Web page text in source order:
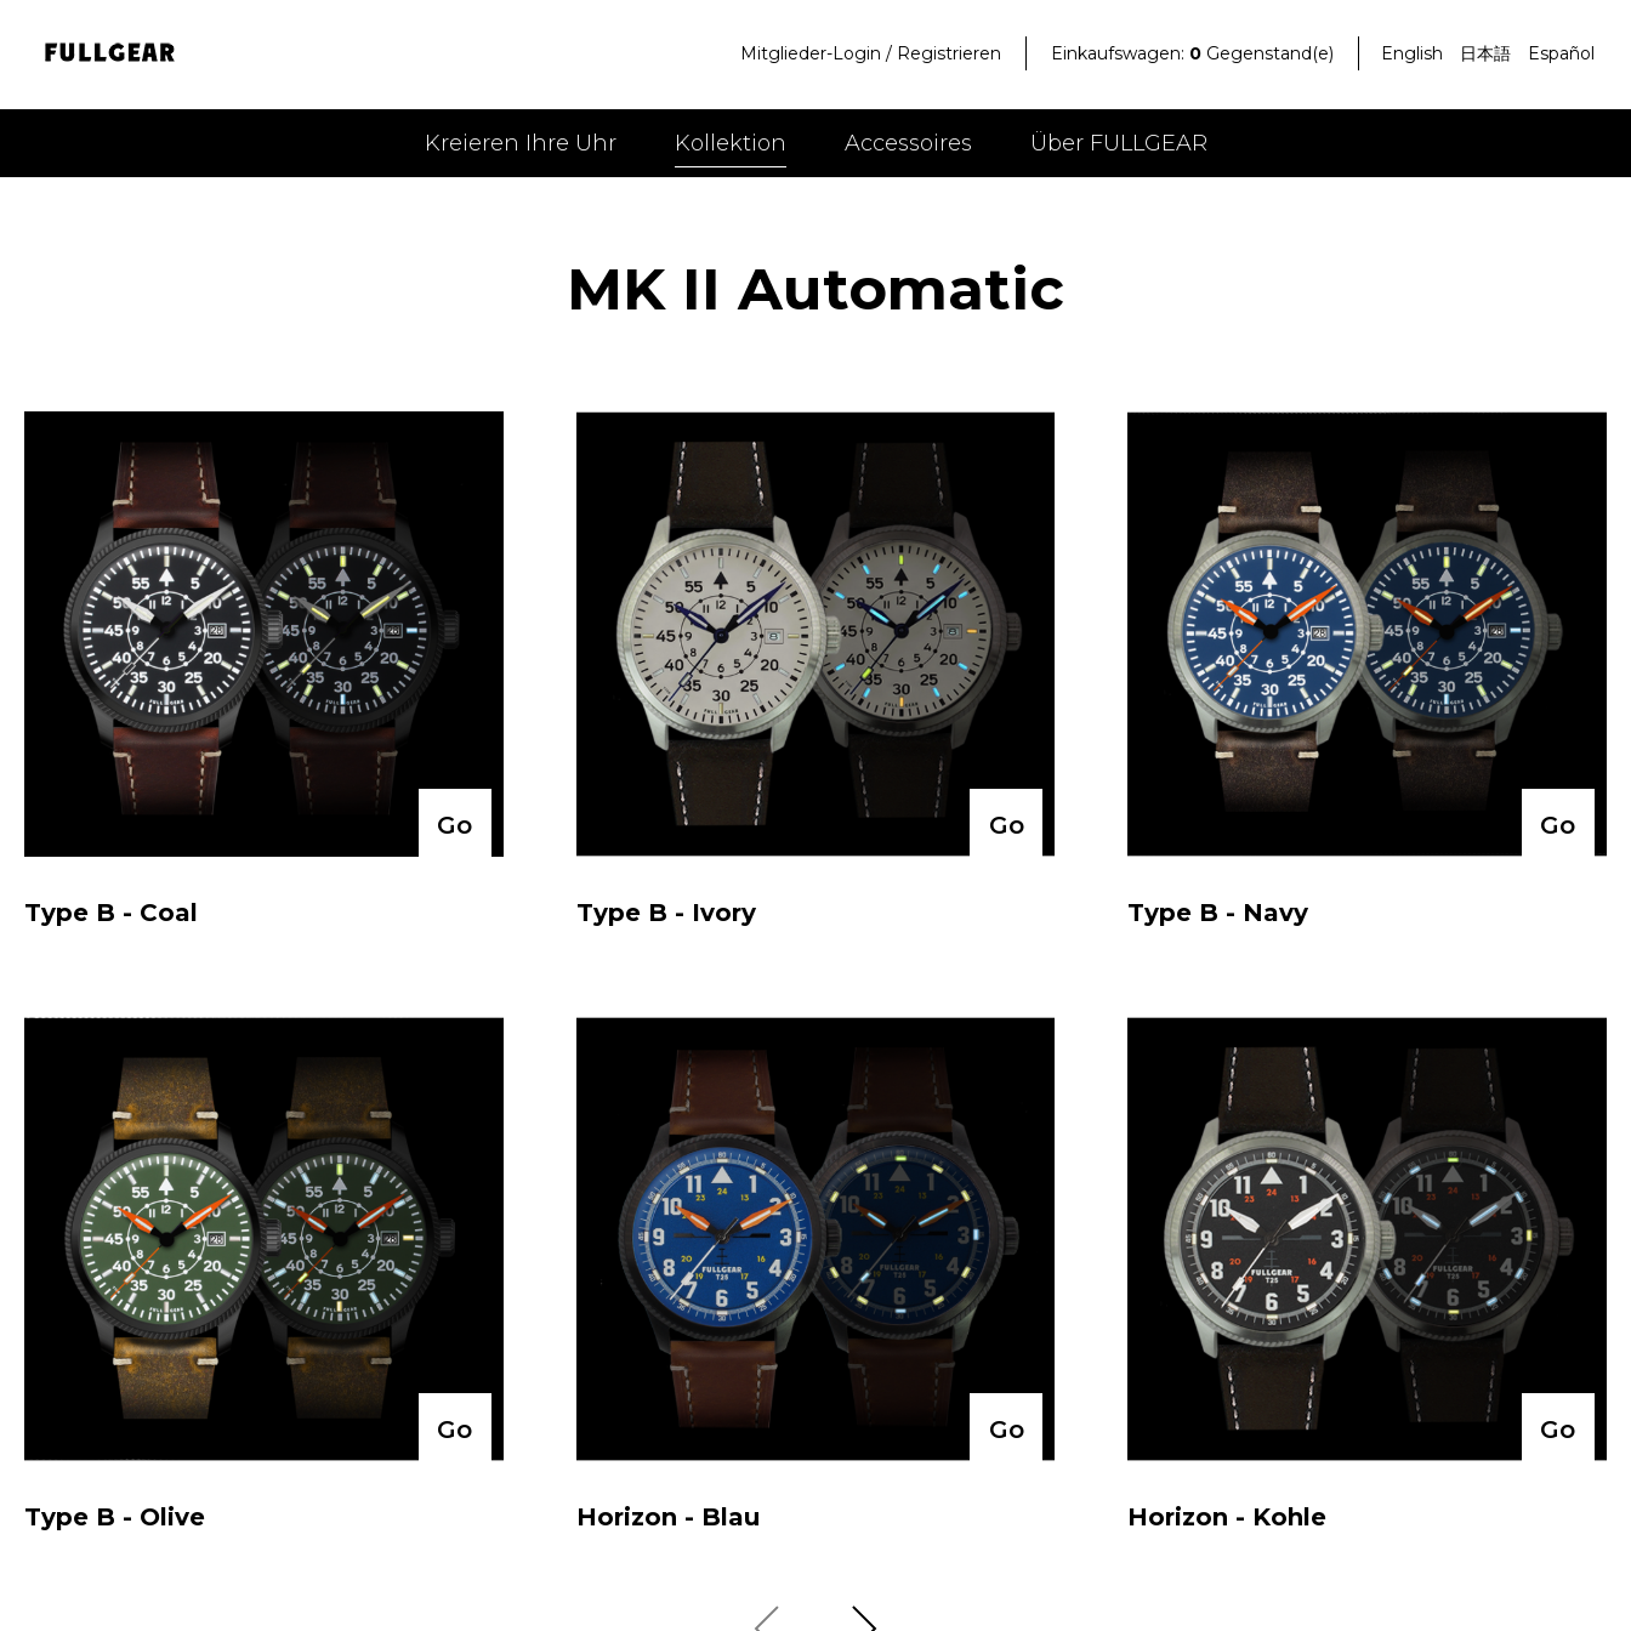
Mitglieder-Login / Registrieren Einkaufswagen: 0 Gegenstand(e) English 日本語 Español
Kreieren Ihre Uhr Kollektion Accessoires Über FULLGEAR
MK II Automatic
Go
Type B - Coal
Go
Type B - Ivory
Go
Type B - Navy
Go
Type B - Olive
Go
Horizon - Blau
Go
Horizon - Kohle